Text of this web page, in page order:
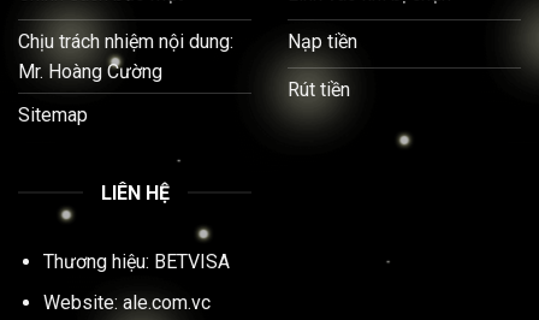
Chịu trách nhiệm nội dung:
Mr. Hoàng Cường
Sitemap
Nạp tiền
Rút tiền
LIÊN HỆ
Thương hiệu: BETVISA
Website: ale.com.vc